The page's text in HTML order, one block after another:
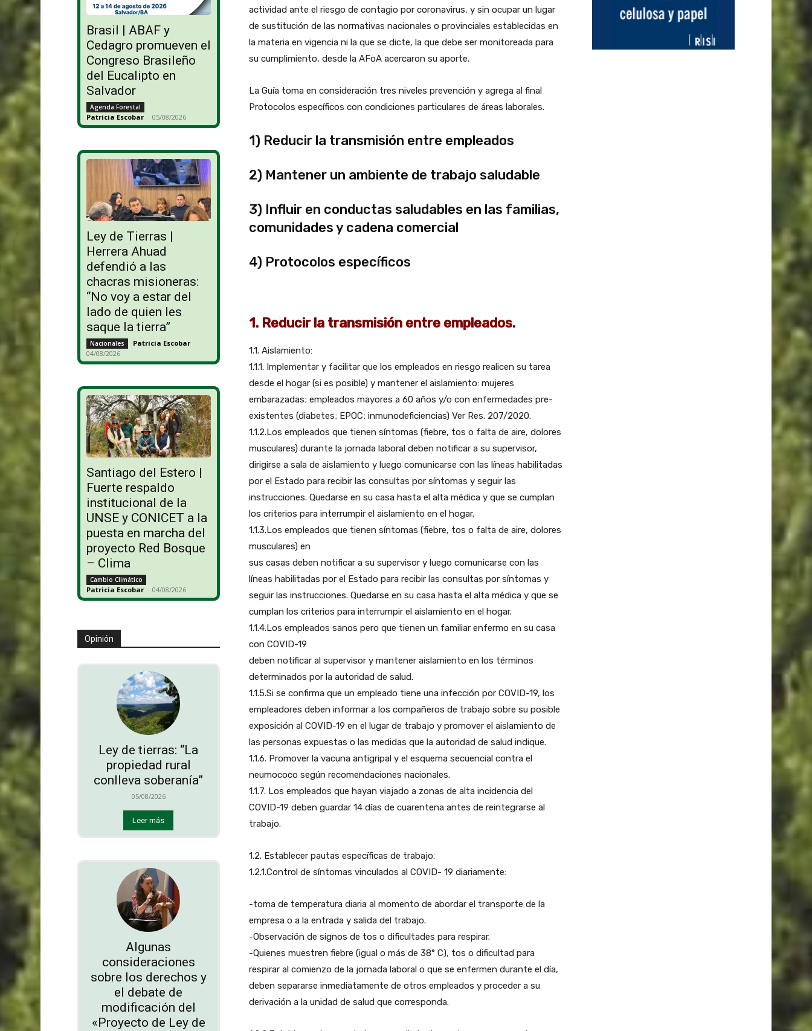
Brasil | ABAF y
Cedagro promueven el
Congreso Brasileño
del Eucalipto en
Salvador
Agenda Forestal
Patricia Escobar - 05/08/2026
Ley de Tierras |
Herrera Ahuad
defendió a las
chacras misioneras:
“No voy a estar del
lado de quien les
saque la tierra”
Nacionales Patricia Escobar -
04/08/2026
Santiago del Estero |
Fuerte respaldo
institucional de la
UNSE y CONICET a la
puesta en marcha del
proyecto Red Bosque
– Clima
Cambio Climático
Patricia Escobar - 04/08/2026
Opinión
Ley de tierras: “La
propiedad rural
conlleva soberanía”
05/08/2026
Leer más
Algunas
consideraciones
sobre los derechos y
el debate de
modificación del
«Proyecto de Ley de
actividad ante el riesgo de contagio por coronavirus, y sin ocupar un lugar
de sustitución de las normativas nacionales o provinciales establecidas en
la materia en vigencia ni la que se dicte, la que debe ser monitoreada para
su cumplimiento, desde la AFoA acercaron su aporte.
La Guía toma en consideración tres niveles prevención y agrega al final
Protocolos específicos con condiciones particulares de áreas laborales.
1) Reducir la transmisión entre empleados
2) Mantener un ambiente de trabajo saludable
3) Influir en conductas saludables en las familias,
comunidades y cadena comercial
4) Protocolos específicos
1. Reducir la transmisión entre empleados.
1.1. Aislamiento:
1.1.1. Implementar y facilitar que los empleados en riesgo realicen su tarea
desde el hogar (si es posible) y mantener el aislamiento: mujeres
embarazadas; empleados mayores a 60 años y/o con enfermedades pre-
existentes (diabetes; EPOC; inmunodeficiencias) Ver Res. 207/2020.
1.1.2.Los empleados que tienen síntomas (fiebre, tos o falta de aire, dolores
musculares) durante la jornada laboral deben notificar a su supervisor,
dirigirse a sala de aislamiento y luego comunicarse con las líneas habilitadas
por el Estado para recibir las consultas por síntomas y seguir las
instrucciones. Quedarse en su casa hasta el alta médica y que se cumplan
los criterios para interrumpir el aislamiento en el hogar.
1.1.3.Los empleados que tienen síntomas (fiebre, tos o falta de aire, dolores
musculares) en
sus casas deben notificar a su supervisor y luego comunicarse con las
líneas habilitadas por el Estado para recibir las consultas por síntomas y
seguir las instrucciones. Quedarse en su casa hasta el alta médica y que se
cumplan los criterios para interrumpir el aislamiento en el hogar.
1.1.4.Los empleados sanos pero que tienen un familiar enfermo en su casa
con COVID-19
deben notificar al supervisor y mantener aislamiento en los términos
determinados por la autoridad de salud.
1.1.5.Si se confirma que un empleado tiene una infección por COVID-19, los
empleadores deben informar a los compañeros de trabajo sobre su posible
exposición al COVID-19 en el lugar de trabajo y promover el aislamiento de
las personas expuestas o las medidas que la autoridad de salud indique.
1.1.6. Promover la vacuna antigripal y el esquema secuencial contra el
neumococo según recomendaciones nacionales.
1.1.7. Los empleados que hayan viajado a zonas de alta incidencia del
COVID-19 deben guardar 14 días de cuarentena antes de reintegrarse al
trabajo.
1.2. Establecer pautas específicas de trabajo:
1.2.1.Control de síntomas vinculados al COVID- 19 diariamente:
-toma de temperatura diaria al momento de abordar el transporte de la
empresa o a la entrada y salida del trabajo.
-Observación de signos de tos o dificultades para respirar.
-Quienes muestren fiebre (igual o más de 38° C), tos o dificultad para
respirar al comienzo de la jornada laboral o que se enfermen durante el día,
deben separarse inmediatamente de otros empleados y proceder a su
derivación a la unidad de salud que corresponda.